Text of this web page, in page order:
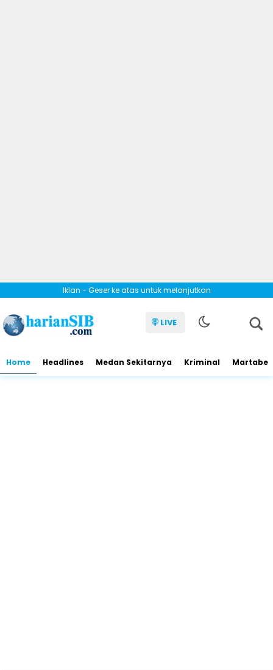
Iklan - Geser ke atas untuk melanjutkan
LIVE
Home Headlines Medan Sekitarnya Kriminal Martabe